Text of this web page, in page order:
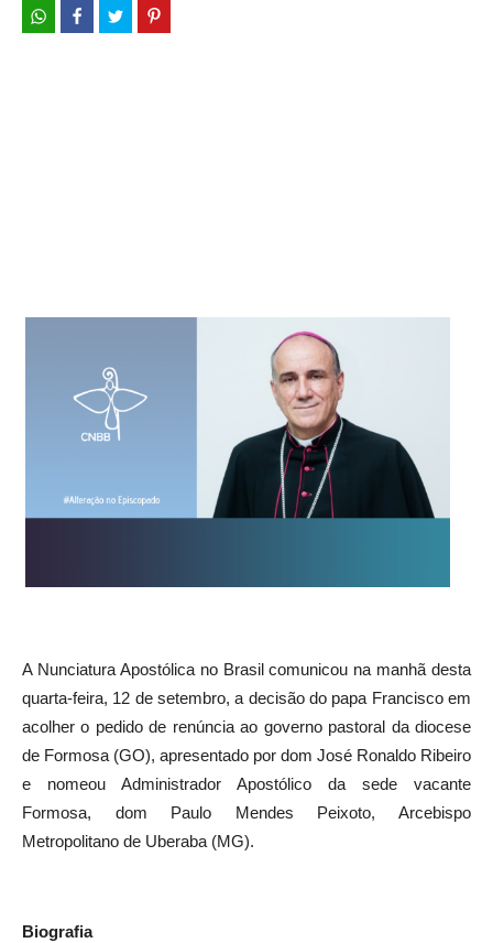
A Nunciatura Apostólica no Brasil comunicou na manhã desta
quarta-feira, 12 de setembro, a decisão do papa Francisco em
acolher o pedido de renúncia ao governo pastoral da diocese
de Formosa (GO), apresentado por dom José Ronaldo Ribeiro
e nomeou Administrador Apostólico da sede vacante
Formosa, dom Paulo Mendes Peixoto, Arcebispo
Metropolitano de Uberaba (MG).
Biografia